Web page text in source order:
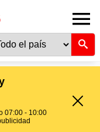
07:00 - 10:00